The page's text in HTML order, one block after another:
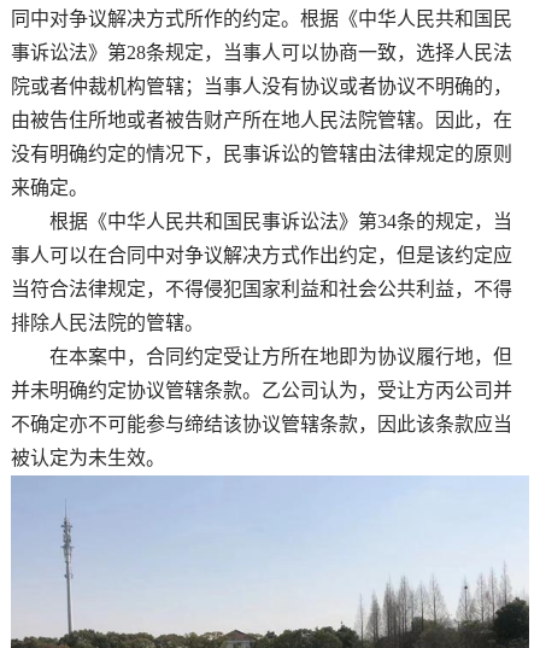
同中对争议解决方式所作的约定。根据《中华人民共和国民
事诉讼法》第28条规定，当事人可以协商一致，选择人民法
院或者仲裁机构管辖；当事人没有协议或者协议不明确的，
由被告住所地或者被告财产所在地人民法院管辖。因此，在
没有明确约定的情况下，民事诉讼的管辖由法律规定的原则
来确定。
根据《中华人民共和国民事诉讼法》第34条的规定，当
事人可以在合同中对争议解决方式作出约定，但是该约定应
当符合法律规定，不得侵犯国家利益和社会公共利益，不得
排除人民法院的管辖。
在本案中，合同约定受让方所在地即为协议履行地，但
并未明确约定协议管辖条款。乙公司认为，受让方丙公司并
不确定亦不可能参与缔结该协议管辖条款，因此该条款应当
被认定为未生效。